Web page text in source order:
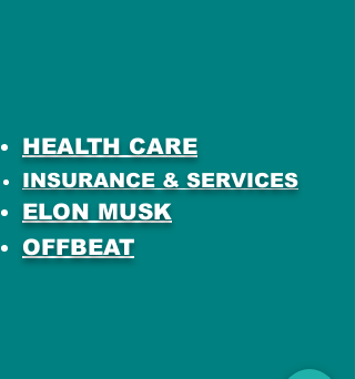
HEALTH CARE
INSURANCE & SERVICES
ELON MUSK
OFFBEAT